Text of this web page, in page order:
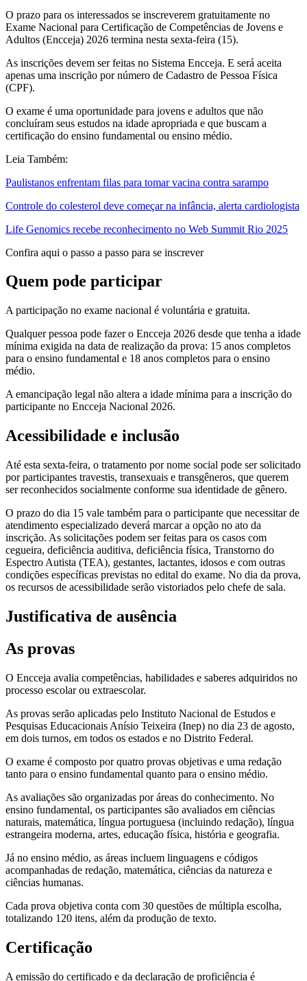
O prazo para os interessados se inscreverem gratuitamente no
Exame Nacional para Certificação de Competências de Jovens e
Adultos (Encceja) 2026 termina nesta sexta-feira (15).
As inscrições devem ser feitas no Sistema Encceja. E será aceita
apenas uma inscrição por número de Cadastro de Pessoa Física
(CPF).
O exame é uma oportunidade para jovens e adultos que não
concluíram seus estudos na idade apropriada e que buscam a
certificação do ensino fundamental ou ensino médio.
Leia Também:
Paulistanos enfrentam filas para tomar vacina contra sarampo
Controle do colesterol deve começar na infância, alerta cardiologista
Life Genomics recebe reconhecimento no Web Summit Rio 2025
Confira aqui o passo a passo para se inscrever
Quem pode participar
A participação no exame nacional é voluntária e gratuita.
Qualquer pessoa pode fazer o Encceja 2026 desde que tenha a idade
mínima exigida na data de realização da prova: 15 anos completos
para o ensino fundamental e 18 anos completos para o ensino
médio.
A emancipação legal não altera a idade mínima para a inscrição do
participante no Encceja Nacional 2026.
Acessibilidade e inclusão
Até esta sexta-feira, o tratamento por nome social pode ser solicitado
por participantes travestis, transexuais e transgêneros, que querem
ser reconhecidos socialmente conforme sua identidade de gênero.
O prazo do dia 15 vale também para o participante que necessitar de
atendimento especializado deverá marcar a opção no ato da
inscrição. As solicitações podem ser feitas para os casos com
cegueira, deficiência auditiva, deficiência física, Transtorno do
Espectro Autista (TEA), gestantes, lactantes, idosos e com outras
condições específicas previstas no edital do exame. No dia da prova,
os recursos de acessibilidade serão vistoriados pelo chefe de sala.
Justificativa de ausência
As provas
O Encceja avalia competências, habilidades e saberes adquiridos no
processo escolar ou extraescolar.
As provas serão aplicadas pelo Instituto Nacional de Estudos e
Pesquisas Educacionais Anísio Teixeira (Inep) no dia 23 de agosto,
em dois turnos, em todos os estados e no Distrito Federal.
O exame é composto por quatro provas objetivas e uma redação
tanto para o ensino fundamental quanto para o ensino médio.
As avaliações são organizadas por áreas do conhecimento. No
ensino fundamental, os participantes são avaliados em ciências
naturais, matemática, língua portuguesa (incluindo redação), língua
estrangeira moderna, artes, educação física, história e geografia.
Já no ensino médio, as áreas incluem linguagens e códigos
acompanhadas de redação, matemática, ciências da natureza e
ciências humanas.
Cada prova objetiva conta com 30 questões de múltipla escolha,
totalizando 120 itens, além da produção de texto.
Certificação
A emissão do certificado e da declaração de proficiência é